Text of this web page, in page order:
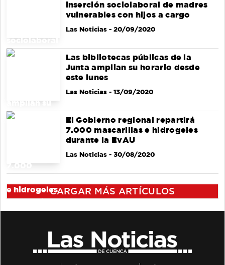
inserción sociolaboral de madres
vulnerables con hijos a cargo
Las Noticias- 20/09/2020
Las bibliotecas públicas de la
Junta amplian su horario desde
este lunes
Las Noticias- 13/09/2020
El Gobierno regional repartirá
7.000 mascarillas e hidrogeles
durante la EvAU
Las Noticias- 30/08/2020
CARGAR MÁS ARTÍCULOS